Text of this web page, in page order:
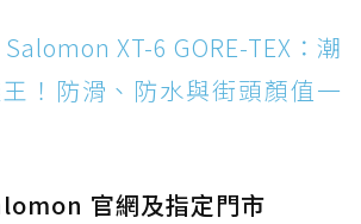
XT-6 GORE-TEX：潮
！防滑、防水與街頭顏值一
官網及指定門市